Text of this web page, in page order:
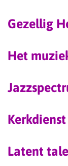
Gezellig
Het
Kerkdienst
Latent